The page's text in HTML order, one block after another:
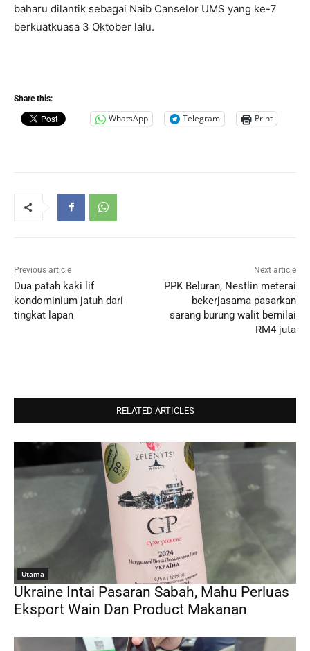
baharu dilantik sebagai Naib Canselor UMS yang ke-7
berkuatkuasa 3 Oktober lalu.
Share this:
WhatsApp Telegram Print
Previous article
Dua patah kaki lif
kondominium jatuh dari
tingkat lapan
Next article
PPK Beluran, Nestlin meterai
bekerjasama pasarkan
sarang burung walit bernilai
RM4 juta
RELATED ARTICLES
Utama
Ukraine Intai Pasaran Sabah, Mahu Perluas
Eksport Wain Dan Product Makanan